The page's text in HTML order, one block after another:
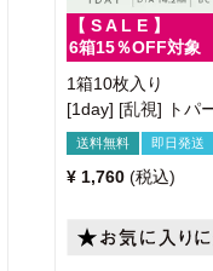
【 S A L E 】
6箱15％OFF対象
1箱10枚入り
[1day] [乱視] トパ
送料無料 即日発送
¥ 1,760 税込